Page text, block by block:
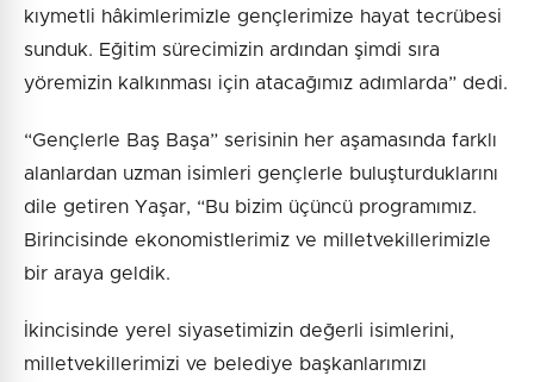
kıymetli hâkimlerimizle gençlerimize hayat tecrübesi
sunduk. Eğitim sürecimizin ardından şimdi sıra
yöremizin kalkınması için atacağımız adımlarda” dedi.
“Gençlerle Baş Başa” serisinin her aşamasında farklı
alanlardan uzman isimleri gençlerle buluşturduklarını
dile getiren Yaşar, “Bu bizim üçüncü programımız.
Birincisinde ekonomistlerimiz ve milletvekillerimizle
bir araya geldik.
İkincisinde yerel siyasetimizin değerli isimlerini,
milletvekillerimizi ve belediye başkanlarımızı